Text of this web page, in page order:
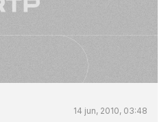
14 jun, 2010, 03:48